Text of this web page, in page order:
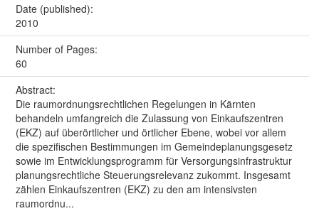
Date (published):
2010
Number of Pages:
60
Abstract:
Die raumordnungsrechtlichen Regelungen in Kärnten
behandeln umfangreich die Zulassung von Einkaufszentren
(EKZ) auf überörtlicher und örtlicher Ebene, wobei vor allem
die spezifischen Bestimmungen im Gemeindeplanungsgesetz
sowie im Entwicklungsprogramm für Versorgungsinfrastruktur
planungsrechtliche Steuerungsrelevanz zukommt. Insgesamt
zählen Einkaufszentren (EKZ) zu den am intensivsten
raumordnu...